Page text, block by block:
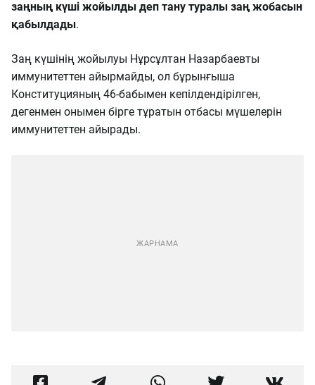
заңның күші жойылды деп тану туралы заң жобасын
қабылдады.
Заң күшінің жойылуы Нұрсұлтан Назарбаевты
иммунитеттен айырмайды, ол бұрынғыша
Конституцияның 46-бабымен кепілдендірілген,
дегенмен онымен бірге тұратын отбасы мүшелерін
иммунитеттен айырады.